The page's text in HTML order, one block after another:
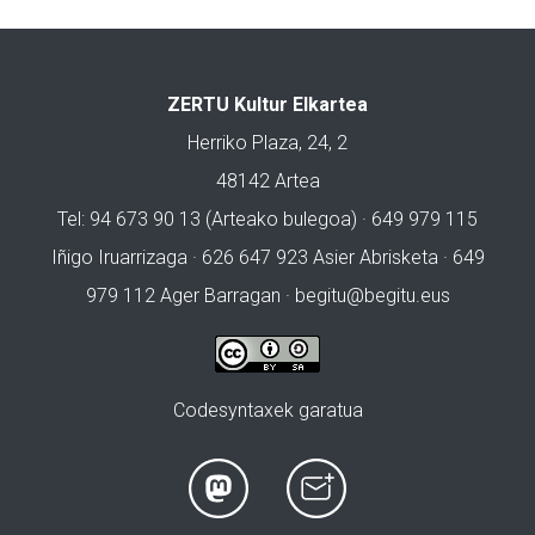
ZERTU Kultur Elkartea
Herriko Plaza, 24, 2
48142 Artea
Tel: 94 673 90 13 (Arteako bulegoa) · 649 979 115
Iñigo Iruarrizaga · 626 647 923 Asier Abrisketa · 649
979 112 Ager Barragan · begitu@begitu.eus
Codesyntaxek garatua